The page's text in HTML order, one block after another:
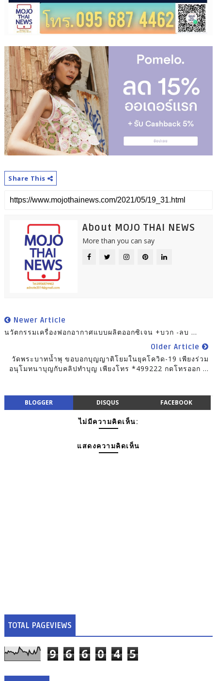
Share This
About MOJO THAI NEWS
More than you can say
Newer Article
นวัตกรรมเครื่องฟอกอากาศแบบผลิตออกซิเจน +บวก -ลบ ...
Older Article
วัดพระบาทน้ำพุ ขอบอกบุญญาติโยมในยุคโควิด-19 เพียงร่วม
อนุโมทนาบุญกับคลิปทำบุญ เพียงโทร *499222 กดโทรออก ...
BLOGGER DISQUS FACEBOOK
ไม่มีความคิดเห็น:
แสดงความคิดเห็น
TOTAL PAGEVIEWS
9 6 6 0 4 5